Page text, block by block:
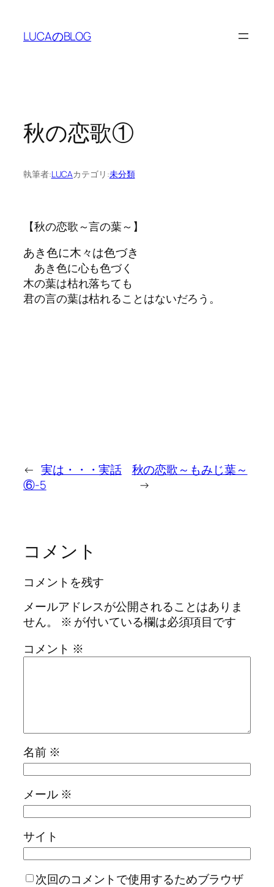
LUCAのBLOG
秋の恋歌①
執筆者:LUCAカテゴリ:未分類
【秋の恋歌～言の葉～】
あき色に木々は色づき
あき色に心も色づく
木の葉は枯れ落ちても
君の言の葉は枯れることはないだろう。
← 実は・・・実話
⑥-5
秋の恋歌～もみじ葉～
→
コメント
コメントを残す
メールアドレスが公開されることはありま
せん。
※ が付いている欄は必須項目です
コメント ※
名前 ※
メール ※
サイト
次回のコメントで使用するためブラウザ